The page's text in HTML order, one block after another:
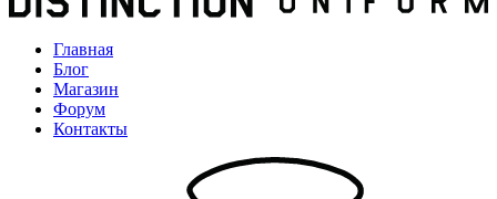
Главная
Блог
Магазин
Форум
Контакты